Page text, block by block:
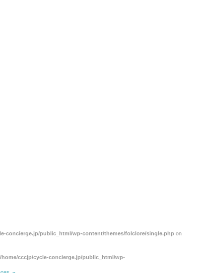
concierge.jp/public_html/wp-content/themes/folclore/single.php on
/home/cccjp/cycle-concierge.jp/public_html/wp-